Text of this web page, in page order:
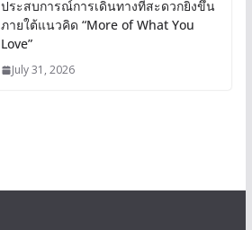
ประสบการณ์การเดินทางที่สะดวกยิ่งขึ้น
ภายใต้แนวคิด “More of What You
Love”
July 31, 2026